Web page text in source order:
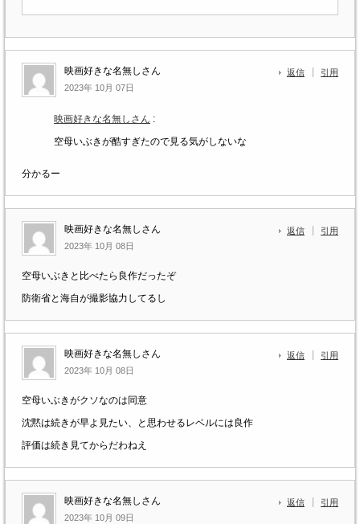
映画好きな名無しさん
2023年 10月 07日
返信 引用
映画好きな名無しさん :
空母いぶきが酷すぎたので見る気がしないな
分かるー
映画好きな名無しさん
2023年 10月 08日
返信 引用
空母いぶきと比べたら良作だったぞ
防衛省と海自が撮影協力してるし
映画好きな名無しさん
2023年 10月 08日
返信 引用
空母いぶきがクソなのは同意
沈黙は続きが早よ見たい、と思わせるレベルには良作
評価は続き見てからだわねえ
映画好きな名無しさん
2023年 10月 09日
返信 引用